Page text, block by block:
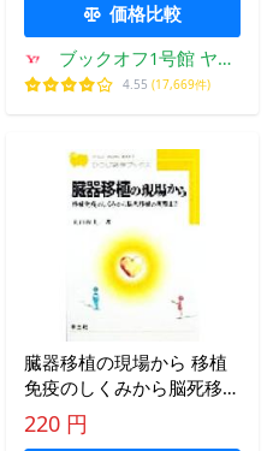
価格比較
ブックオフ1号館 ヤフ
ーショッピング店
4.55 (17,669件)
臓器移植の現場から 移植
免疫のしくみから脳死移植
の実際まで ひつじ科学ブ
ックス/太田和夫(著者)
220 円